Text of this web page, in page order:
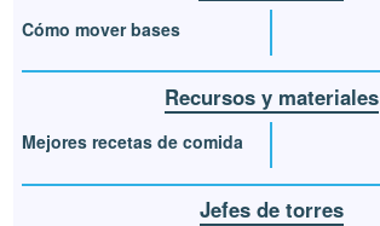
Cómo mover bases
Recursos y materiales
Mejores recetas de comida
Jefes de torres